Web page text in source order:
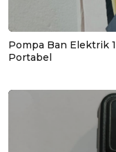
Pompa Ban Elektrik
Portabel